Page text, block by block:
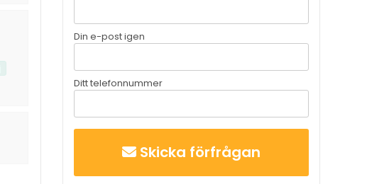
Din e-post igen
Ditt telefonnummer
Skicka förfrågan